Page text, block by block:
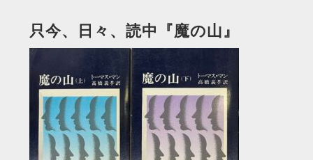
只今、日々、読中『魔の山』